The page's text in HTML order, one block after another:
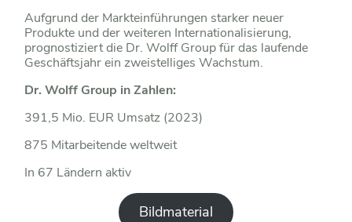
Aufgrund der Markteinführungen starker neuer
Produkte und der weiteren Internationalisierung,
prognostiziert die Dr. Wolff Group für das laufende
Geschäftsjahr ein zweistelliges Wachstum.
Dr. Wolff Group in Zahlen:
391,5 Mio. EUR Umsatz (2023)
875 Mitarbeitende weltweit
In 67 Ländern aktiv
Bildmaterial